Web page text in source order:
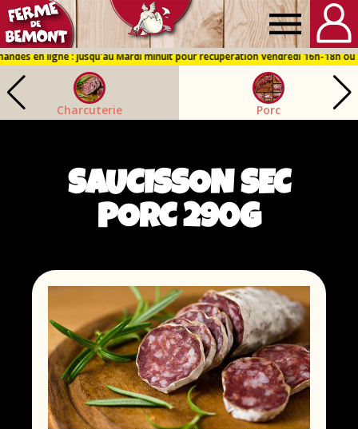
Ferme
Bémont
Charcuterie Porc
SAUCISSON SEC
PORC 290G